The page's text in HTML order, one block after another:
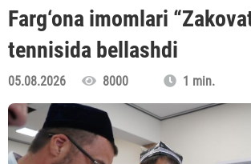
Farg‘ona imomlari
tennisida bellashdi
05.08.2026 8000 1 min.